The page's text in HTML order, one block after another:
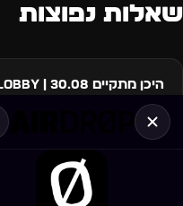
שאלות נפוצות
היכן מתקיים 30.08 | LOBBY לובי חיפה?
האירוע 30.08 | LOBBY לובי חיפה מתקיים ב-ישראל.